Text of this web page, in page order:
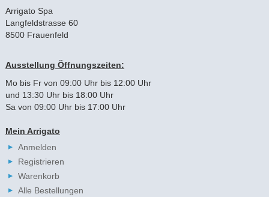
Arrigato Spa
Langfeldstrasse 60
8500 Frauenfeld
Ausstellung Öffnungszeiten:
Mo bis Fr von 09:00 Uhr bis 12:00 Uhr
und 13:30 Uhr bis 18:00 Uhr
Sa von 09:00 Uhr bis 17:00 Uhr
Mein Arrigato
Anmelden
Registrieren
Warenkorb
Alle Bestellungen